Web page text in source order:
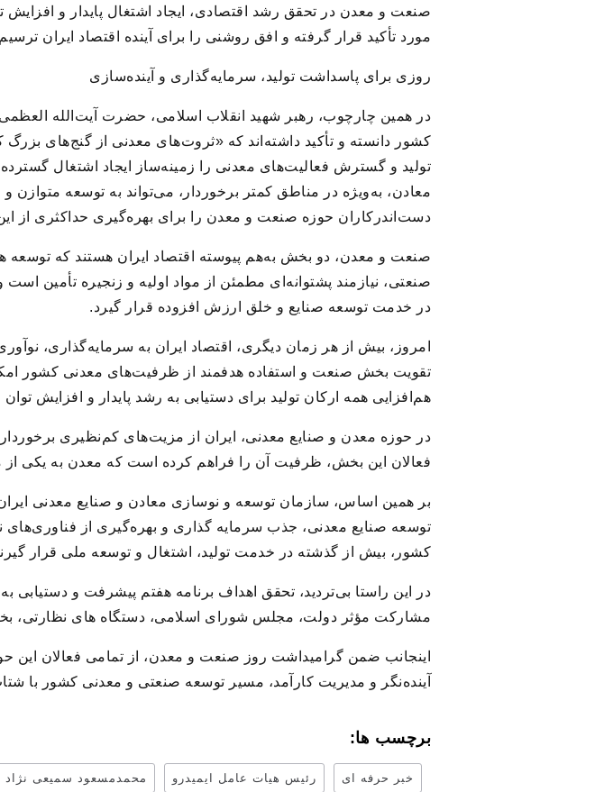
صنعت و معدن در تحقق رشد اقتصادی، ایجاد اشتغال پایدار و
مورد تأکید قرار گرفته و افق روشنی را برای آینده اقتصاد ایران
روزی برای پاسداشت تولید، سرمایه‌گذاری و آینده‌سازی
در همین چارچوب، رهبر شهید انقلاب اسلامی، حضرت آیت‌الله
کشور دانسته و تأکید داشته‌اند که «ثروت‌های معدنی از گنج‌های
تولید و گسترش فعالیت‌های معدنی را زمینه‌ساز ایجاد اشتغال
معادن، به‌ویژه در مناطق کمتر برخوردار، می‌تواند به توسعه
دست‌اندرکاران حوزه صنعت و معدن را برای بهره‌گیری حداکثری از
صنعت و معدن، دو بخش به‌هم‌ پیوسته اقتصاد ایران هستند که
صنعتی، نیازمند پشتوانه‌ای مطمئن از مواد اولیه و زنجیره
در خدمت توسعه صنایع و خلق ارزش افزوده قرار گیرد.
امروز، بیش از هر زمان دیگری، اقتصاد ایران به سرمایه‌گذاری،
تقویت بخش صنعت و استفاده هدفمند از ظرفیت‌های معدنی کشور
هم‌افزایی همه ارکان تولید برای دستیابی به رشد پایدار و افزایش
در حوزه معدن و صنایع معدنی، ایران از مزیت‌های کم‌نظیری
فعالان این بخش، ظرفیت آن را فراهم کرده است که معدن به یکی
بر همین اساس، سازمان توسعه و نوسازی معادن و صنایع معدنی
توسعه صنایع معدنی، جذب سرمایه‌ گذاری و بهره‌گیری از فناوری‌های
کشور، بیش از گذشته در خدمت تولید، اشتغال و توسعه ملی قرار
در این راستا بی‌تردید، تحقق اهداف برنامه هفتم پیشرفت و
مشارکت مؤثر دولت، مجلس شورای اسلامی، دستگاه های
اینجانب ضمن گرامیداشت روز صنعت و معدن، از تمامی فعالان این
آینده‌نگر و مدیریت کارآمد، مسیر توسعه صنعتی و معدنی کشور با
برچسب ها:
خبر حرفه ای رئیس هیات‌ عامل ایمیدرو محمدمسعود سمیعی نژاد